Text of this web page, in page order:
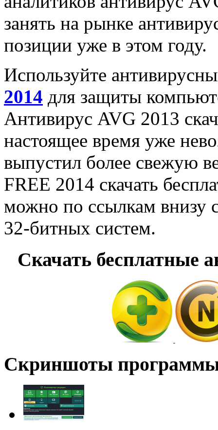
занять на рынке
позиции уже в этом году.
Используйте
2014 для защиты
Антивирус AVG 2013
настоящее время уже
выпустил более свежую
FREE 2014 скачать
можно по ссылкам внизу
32-битных систем.
Скачать бесплатные
Скриншоты